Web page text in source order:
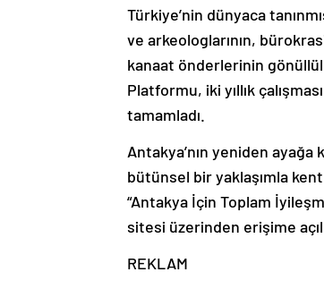
Türkiye’nin dünyaca
ve arkeologlarının,
kanaat önderlerinin
Platformu, iki yıllık
tamamladı.
Antakya’nın yeniden ayağa
bütünsel bir yaklaşımla
“Antakya İçin Toplam
sitesi üzerinden erişime
REKLAM